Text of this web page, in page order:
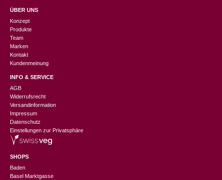
ÜBER UNS
Konzept
Produkte
Team
Marken
Kontakt
Kundenmeinung
INFO & SERVICE
AGB
Widerrufsrecht
Versandinformation
Impressum
Datenschutz
Einstellungen zur Privatsphäre
SHOPS
Baden
Basel Marktgasse